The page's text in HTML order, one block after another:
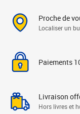
Proche de
Localiser un
Paiements
Livraison
Hors livres et